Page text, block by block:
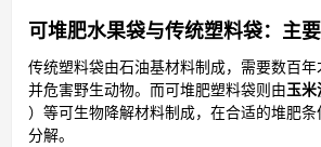
可堆肥水果袋与传统塑料袋：主
传统塑料袋由石油基材料制成，需要数百
并危害野生动物。而可堆肥塑料袋则由玉米
）等可生物降解材料制成，在合适的堆肥
分解。